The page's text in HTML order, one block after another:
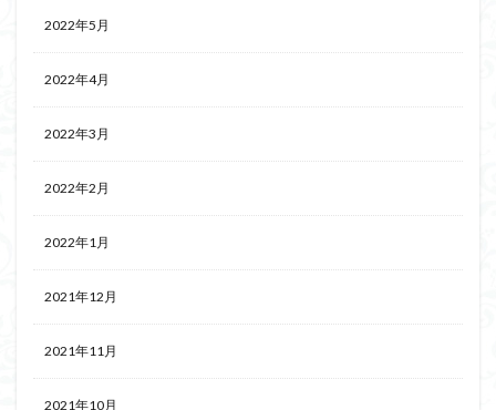
2022年5月
2022年4月
2022年3月
2022年2月
2022年1月
2021年12月
2021年11月
2021年10月